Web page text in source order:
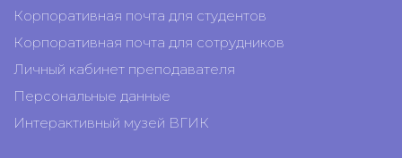
Корпоративная почта для студентов
Корпоративная почта для сотрудников
Личный кабинет преподавателя
Персональные данные
Интерактивный музей ВГИК